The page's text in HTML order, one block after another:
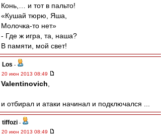
Конь,… и тот в пальто!
«Кушай тюрю, Яша,
Молочка-то нет»
- Где ж игра, та, наша?
В памяти, мой свет!
Los -
20 июн 2013 08:49
Valentinovich
и отбирал и атаки начинал и подключался ...
tiffozi -
20 июн 2013 08:49